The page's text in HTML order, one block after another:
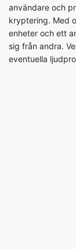
användare och
kryptering. Med
enheter och ett
sig från andra.
eventuella